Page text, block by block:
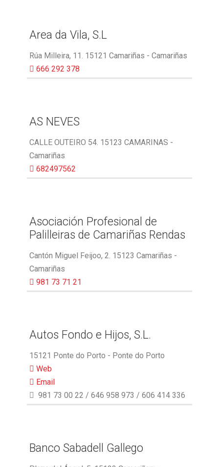
Area da Vila, S.L
Rúa Milleira, 11. 15121 Camariñas - Camariñas
666 292 378
AS NEVES
CALLE OUTEIRO 54. 15123 CAMARINAS -
Camariñas
682497562
Asociación Profesional de
Palilleiras de Camariñas Rendas
Cantón Miguel Feijoo, 2. 15123 Camariñas -
Camariñas
981 73 71 21
Autos Fondo e Hijos, S.L.
15121 Ponte do Porto - Ponte do Porto
Web
Email
981 73 00 22 / 646 958 973 / 606 414 336
Banco Sabadell Gallego